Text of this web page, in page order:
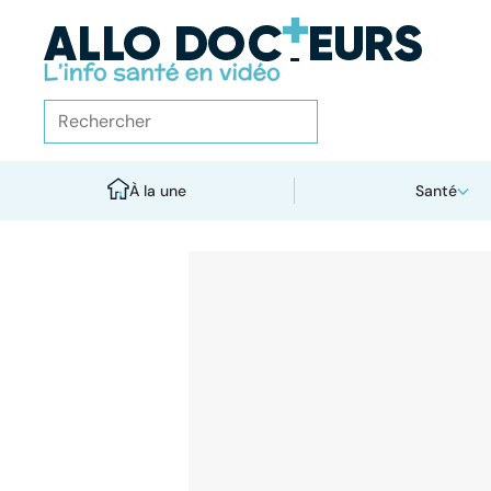
À la une Santé